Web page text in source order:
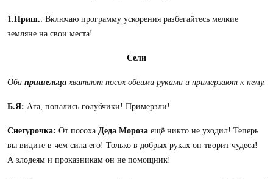
1.Приш.: Включаю программу ускорения разбегайтесь мелкие
земляне на свои места!
Сели
Оба пришельца хватают посох обеими руками и примерзают к нему.
Б.Я: Ага, попались голубчики! Примерзли!
Снегурочка: От посоха Деда Мороза ещё никто не уходил! Теперь
вы видите в чем сила его! Только в добрых руках он творит чудеса!
А злодеям и проказникам он не помощник!